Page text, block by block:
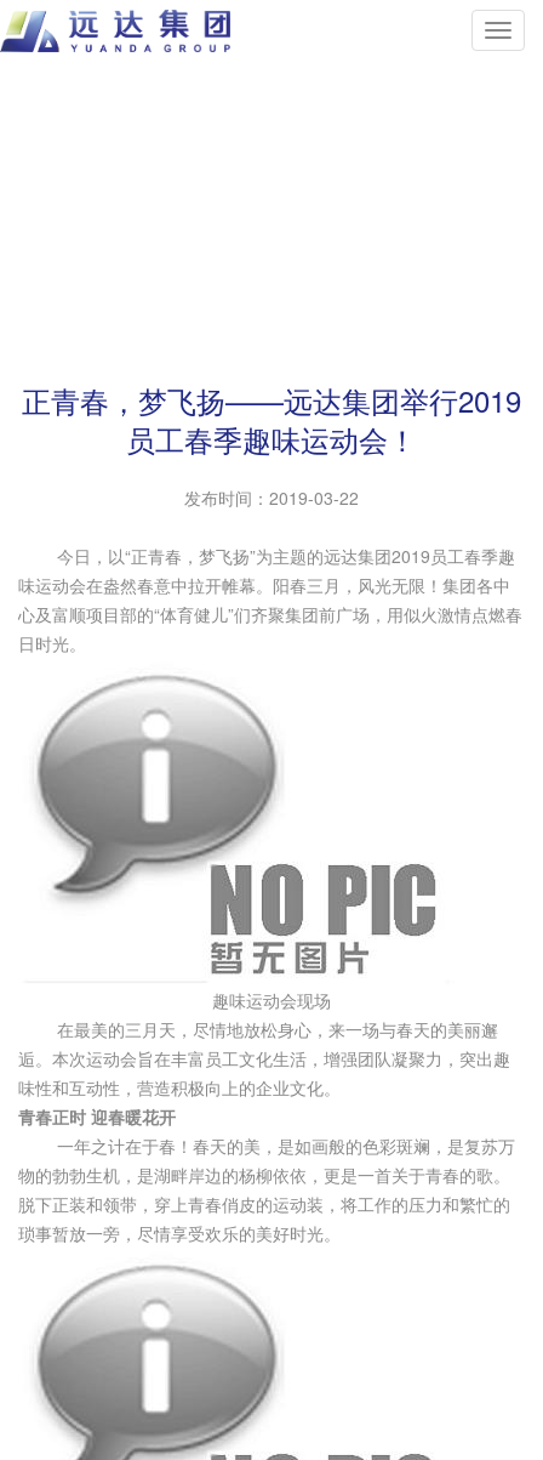
正青春，梦飞扬——远达集团举行2019
员工春季趣味运动会！
发布时间： 2019-03-22
今日，以“正青春，梦飞扬”为主题的远达集团2019员工春季趣
味运动会在盎然春意中拉开帷幕。阳春三月，风光无限！集团各中
心及富顺项目部的“体育健儿”们齐聚集团前广场，用似火激情点燃春
日时光。
趣味运动会现场
在最美的三月天，尽情地放松身心，来一场与春天的美丽邂
逅。本次运动会旨在丰富员工文化生活，增强团队凝聚力，突出趣
味性和互动性，营造积极向上的企业文化。
青春正时 迎春暖花开
一年之计在于春！春天的美，是如画般的色彩斑斓，是复苏万
物的勃勃生机，是湖畔岸边的杨柳依依，更是一首关于青春的歌。
脱下正装和领带，穿上青春俏皮的运动装，将工作的压力和繁忙的
琐事暂放一旁，尽情享受欢乐的美好时光。